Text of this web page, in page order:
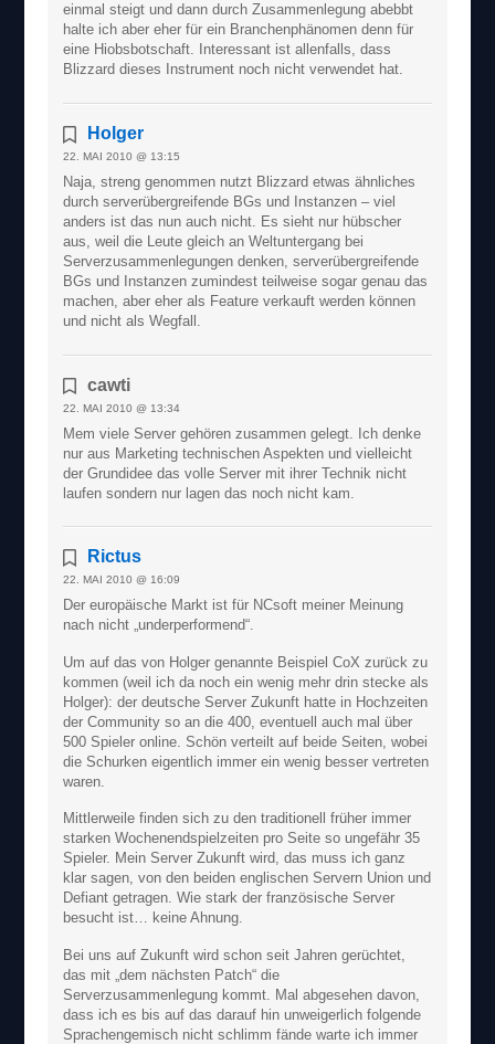
einmal steigt und dann durch Zusammenlegung abebbt
halte ich aber eher für ein Branchenphänomen denn für
eine Hiobsbotschaft. Interessant ist allenfalls, dass
Blizzard dieses Instrument noch nicht verwendet hat.
Holger
22. MAI 2010 @ 13:15
Naja, streng genommen nutzt Blizzard etwas ähnliches
durch serverübergreifende BGs und Instanzen – viel
anders ist das nun auch nicht. Es sieht nur hübscher
aus, weil die Leute gleich an Weltuntergang bei
Serverzusammenlegungen denken, serverübergreifende
BGs und Instanzen zumindest teilweise sogar genau das
machen, aber eher als Feature verkauft werden können
und nicht als Wegfall.
cawti
22. MAI 2010 @ 13:34
Mem viele Server gehören zusammen gelegt. Ich denke
nur aus Marketing technischen Aspekten und vielleicht
der Grundidee das volle Server mit ihrer Technik nicht
laufen sondern nur lagen das noch nicht kam.
Rictus
22. MAI 2010 @ 16:09
Der europäische Markt ist für NCsoft meiner Meinung
nach nicht „underperformend“.
Um auf das von Holger genannte Beispiel CoX zurück zu
kommen (weil ich da noch ein wenig mehr drin stecke als
Holger): der deutsche Server Zukunft hatte in Hochzeiten
der Community so an die 400, eventuell auch mal über
500 Spieler online. Schön verteilt auf beide Seiten, wobei
die Schurken eigentlich immer ein wenig besser vertreten
waren.
Mittlerweile finden sich zu den traditionell früher immer
starken Wochenendspielzeiten pro Seite so ungefähr 35
Spieler. Mein Server Zukunft wird, das muss ich ganz
klar sagen, von den beiden englischen Servern Union und
Defiant getragen. Wie stark der französische Server
besucht ist… keine Ahnung.
Bei uns auf Zukunft wird schon seit Jahren gerüchtet,
das mit „dem nächsten Patch“ die
Serverzusammenlegung kommt. Mal abgesehen davon,
dass ich es bis auf das darauf hin unweigerlich folgende
Sprachengemisch nicht schlimm fände warte ich immer